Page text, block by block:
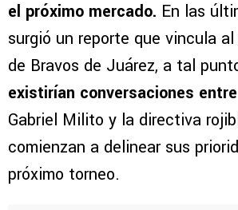
el próximo mercado. En las
surgió un reporte que vincula
de Bravos de Juárez, a tal
existirían conversaciones
Gabriel Milito y la directiva
comienzan a delinear sus
próximo torneo.